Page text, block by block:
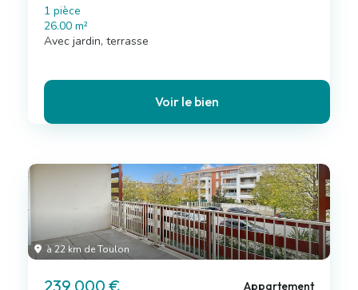
1 pièce
26.00 m²
Avec jardin, terrasse
Voir le bien
à 22 km de Toulon
239 000 € Appartement